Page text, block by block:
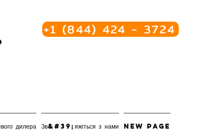
+1 (844) 424 - 3724
дилера Зв&#39;яжіться з нами New Page